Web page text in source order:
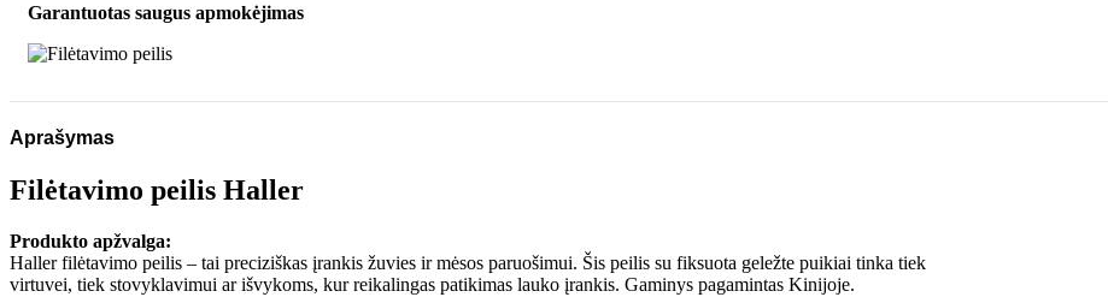
Garantuotas saugus apmokėjimas
Aprašymas
Filėtavimo peilis Haller
Produkto apžvalga:
Haller filėtavimo peilis – tai preciziškas įrankis žuvies ir mėsos paruošimui. Šis peilis su fiksuota geležte puikiai tinka tiek
virtuvei, tiek stovyklavimui ar išvykoms, kur reikalingas patikimas lauko įrankis. Gaminys pagamintas Kinijoje.